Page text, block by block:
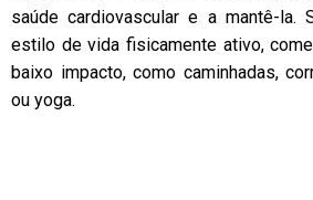
saúde cardiovascular e a mantê-la.
estilo de vida fisicamente ativo,
baixo impacto, como caminhadas,
ou yoga.